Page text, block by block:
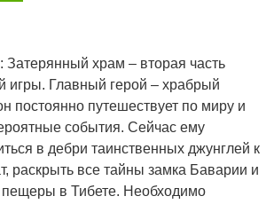
Затерянный храм – вторая часть
игры. Главный герой – храбрый
постоянно путешествует по миру и
события. Сейчас ему
в дебри таинственных джунглей к
раскрыть все тайны замка Баварии и
в Тибете. Необходимо